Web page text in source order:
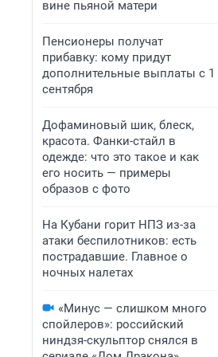
вине пьяной матери
Пенсионеры получат
прибавку: кому придут
дополнительные выплаты с 1
сентября
Дофаминовый шик, блеск,
красота. Фанки-стайл в
одежде: что это такое и как
его носить — примеры
образов с фото
На Кубани горит НПЗ из-за
атаки беспилотников: есть
пострадавшие. Главное о
ночных налетах
«Минус — слишком много
спойлеров»: российский
ниндзя-скульптор снялся в